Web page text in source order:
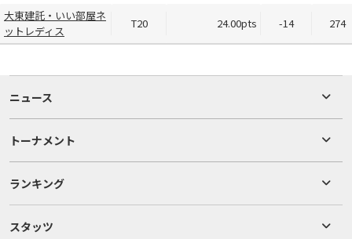
大東建託・いい部屋ネ
ットレディス
T20 24.00pts -14 274
ニュース
トーナメント
ランキング
スタッツ